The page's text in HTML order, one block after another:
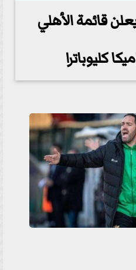
قائمة الأهلي
كليوباترا